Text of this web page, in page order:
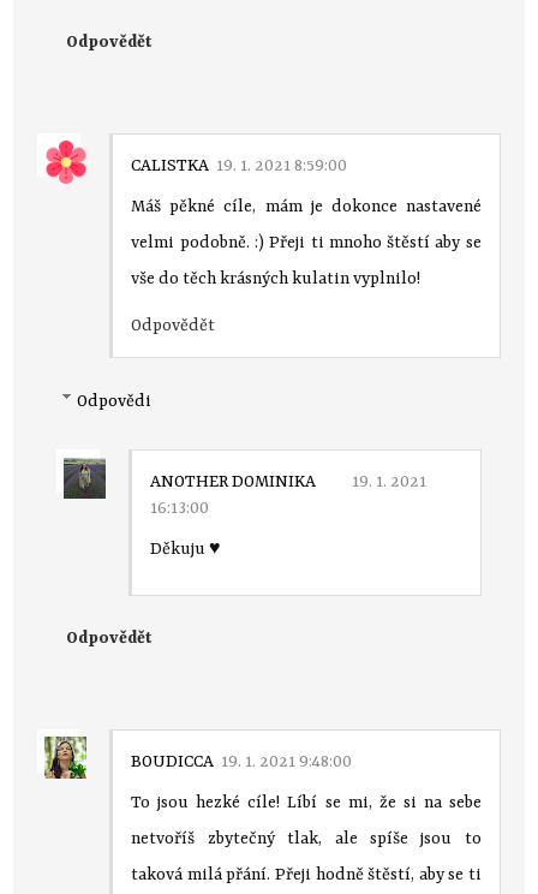
Odpovědět
CALISTKA 19. 1. 2021 8:59:00
Máš pěkné cíle, mám je dokonce nastavené
velmi podobně. :) Přeji ti mnoho štěstí aby se
vše do těch krásných kulatin vyplnilo!
Odpovědět
Odpovědi
ANOTHER DOMINIKA
19. 1. 2021
16:13:00
Děkuju ♥
Odpovědět
BOUDICCA 19. 1. 2021 9:48:00
To jsou hezké cíle! Líbí se mi, že si na sebe
netvoříš zbytečný tlak, ale spíše jsou to
taková milá přání. Přeji hodně štěstí, aby se ti